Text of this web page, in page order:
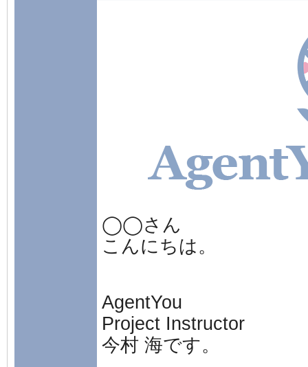
◯◯さん
こんにちは。
AgentYou
Project Instructor
今村 海です。